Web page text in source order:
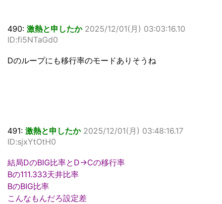
490: 激熱と申したか 2025/12/01(月) 03:03:16.10
ID:fi5NTaGd0
Dのループにも移行率のモードありそうね
491: 激熱と申したか 2025/12/01(月) 03:48:16.17
ID:sjxYtOtH0
結局DのBIG比率とD→Cの移行率
Bの111.333天井比率
BのBIG比率
こんなもんだろ設定差